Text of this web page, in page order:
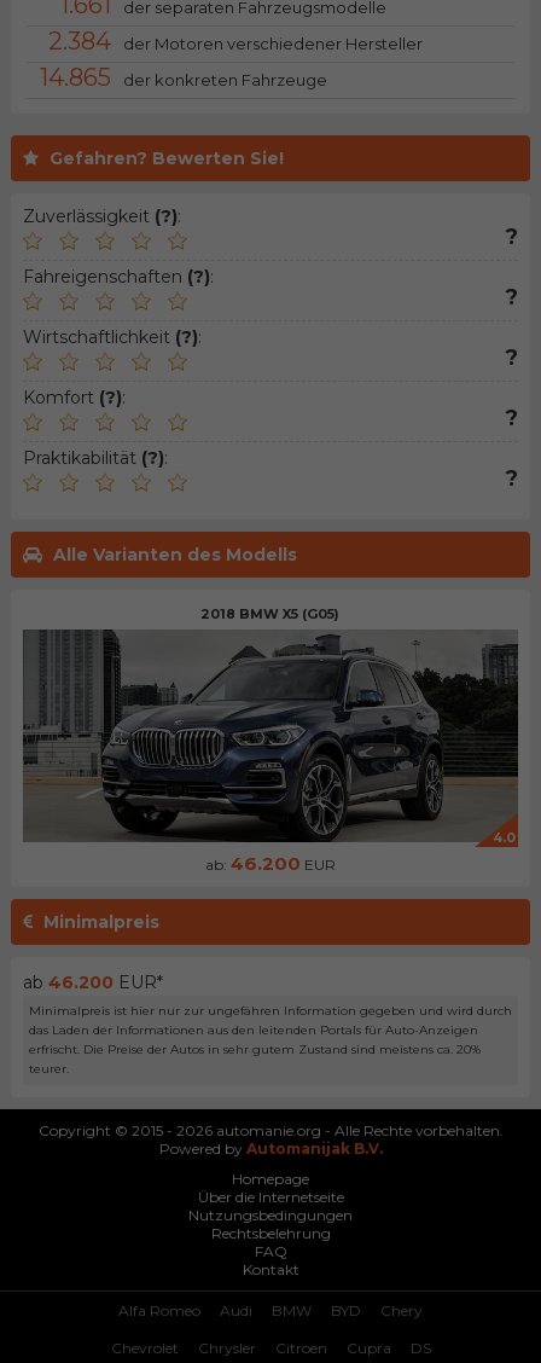
Gefahren? Bewerten Sie!
Zuverlässigkeit (?):
?
Fahreigenschaften (?):
?
Wirtschaftlichkeit (?):
?
Komfort (?):
?
Praktikabilität (?):
?
Alle Varianten des Modells
2018 BMW X5 (G05)
4.0
ab: 46.200 EUR
Minimalpreis
ab 46.200 EUR*
Minimalpreis ist hier nur zur ungefähren Information gegeben und wird durch
das Laden der Informationen aus den leitenden Portals für Auto-Anzeigen
erfrischt. Die Preise der Autos in sehr gutem Zustand sind meistens ca. 20%
teurer.
der separaten Fahrzeugsmodelle
2.384 der Motoren verschiedener Hersteller
14.865 der konkreten Fahrzeuge
Copyright © 2015 - 2026 automanie.org - Alle Rechte vorbehalten.
Powered by Automanijak B.V.
Homepage
Über die Internetseite
Nutzungsbedingungen
Rechtsbelehrung
FAQ
Kontakt
Alfa Romeo Audi BMW BYD Chery
Chevrolet Chrysler Citroen Cupra DS